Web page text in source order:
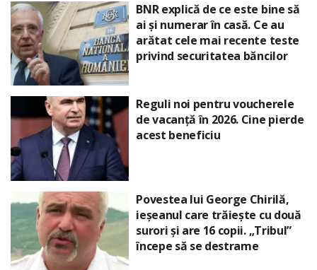
BNR explică de ce este bine să
ai și numerar în casă. Ce au
arătat cele mai recente teste
privind securitatea băncilor
Reguli noi pentru voucherele
de vacanță în 2026. Cine pierde
acest beneficiu
Povestea lui George Chirilă,
ieșeanul care trăiește cu două
surori și are 16 copii. „Tribul”
începe să se destrame